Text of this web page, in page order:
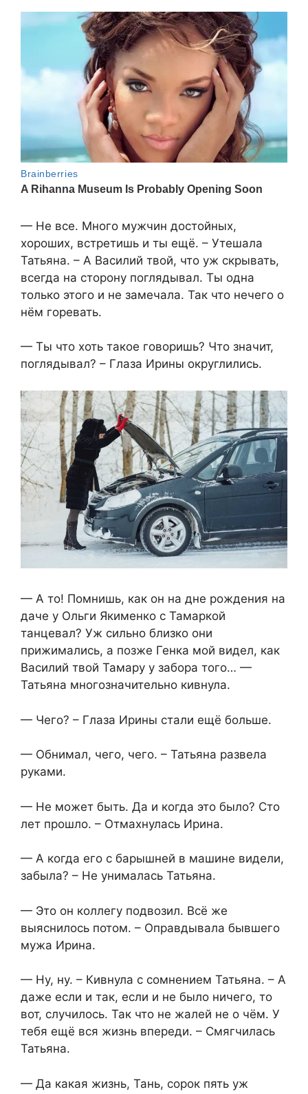
— Не все. Много мужчин достойных,
хороших, встретишь и ты ещё. – Утешала
Татьяна. – А Василий твой, что уж скрывать,
всегда на сторону поглядывал. Ты одна
только этого и не замечала. Так что нечего о
нём горевать.
— Ты что хоть такое говоришь? Что значит,
поглядывал? – Глаза Ирины округлились.
— А то! Помнишь, как он на дне рождения на
даче у Ольги Якименко с Тамаркой
танцевал? Уж сильно близко они
прижимались, а позже Генка мой видел, как
Василий твой Тамару у забора того… —
Татьяна многозначительно кивнула.
— Чего? – Глаза Ирины стали ещё больше.
— Обнимал, чего, чего. – Татьяна развела
руками.
— Не может быть. Да и когда это было? Сто
лет прошло. – Отмахнулась Ирина.
— А когда его с барышней в машине видели,
забыла? – Не унималась Татьяна.
— Это он коллегу подвозил. Всё же
выяснилось потом. – Оправдывала бывшего
мужа Ирина.
— Ну, ну. – Кивнула с сомнением Татьяна. – А
даже если и так, если и не было ничего, то
вот, случилось. Так что не жалей не о чём. У
тебя ещё вся жизнь впереди. – Смягчилась
Татьяна.
— Да какая жизнь, Тань, сорок пять уж